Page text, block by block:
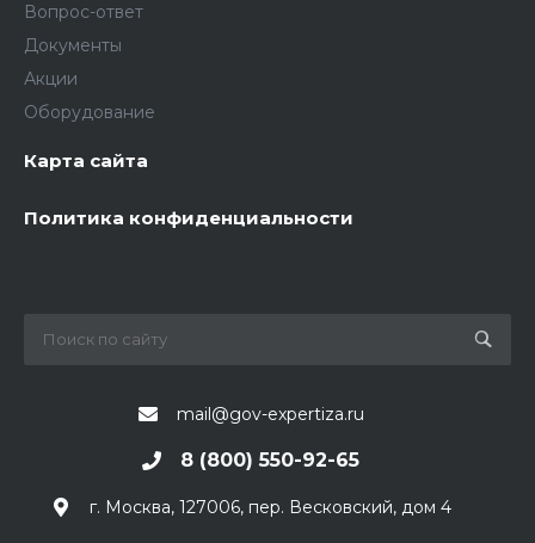
Вопрос-ответ
Документы
Акции
Оборудование
Карта сайта
Политика конфиденциальности
mail@gov-expertiza.ru
8 (800) 550-92-65
г. Москва, 127006, пер. Весковский, дом 4